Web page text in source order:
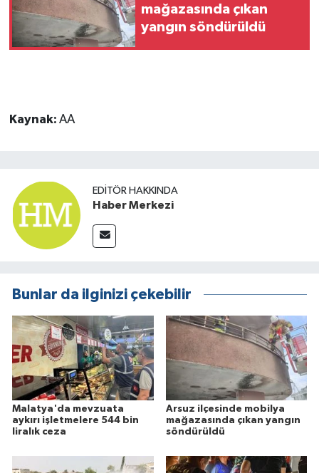
mağazasında çıkan
yangın söndürüldü
Kaynak: AA
EDITÖR HAKKINDA
Haber Merkezi
Bunlar da ilginizi çekebilir
Malatya'da mevzuata
aykırı işletmelere 544 bin
liralık ceza
Arsuz ilçesinde mobilya
mağazasında çıkan yangın
söndürüldü